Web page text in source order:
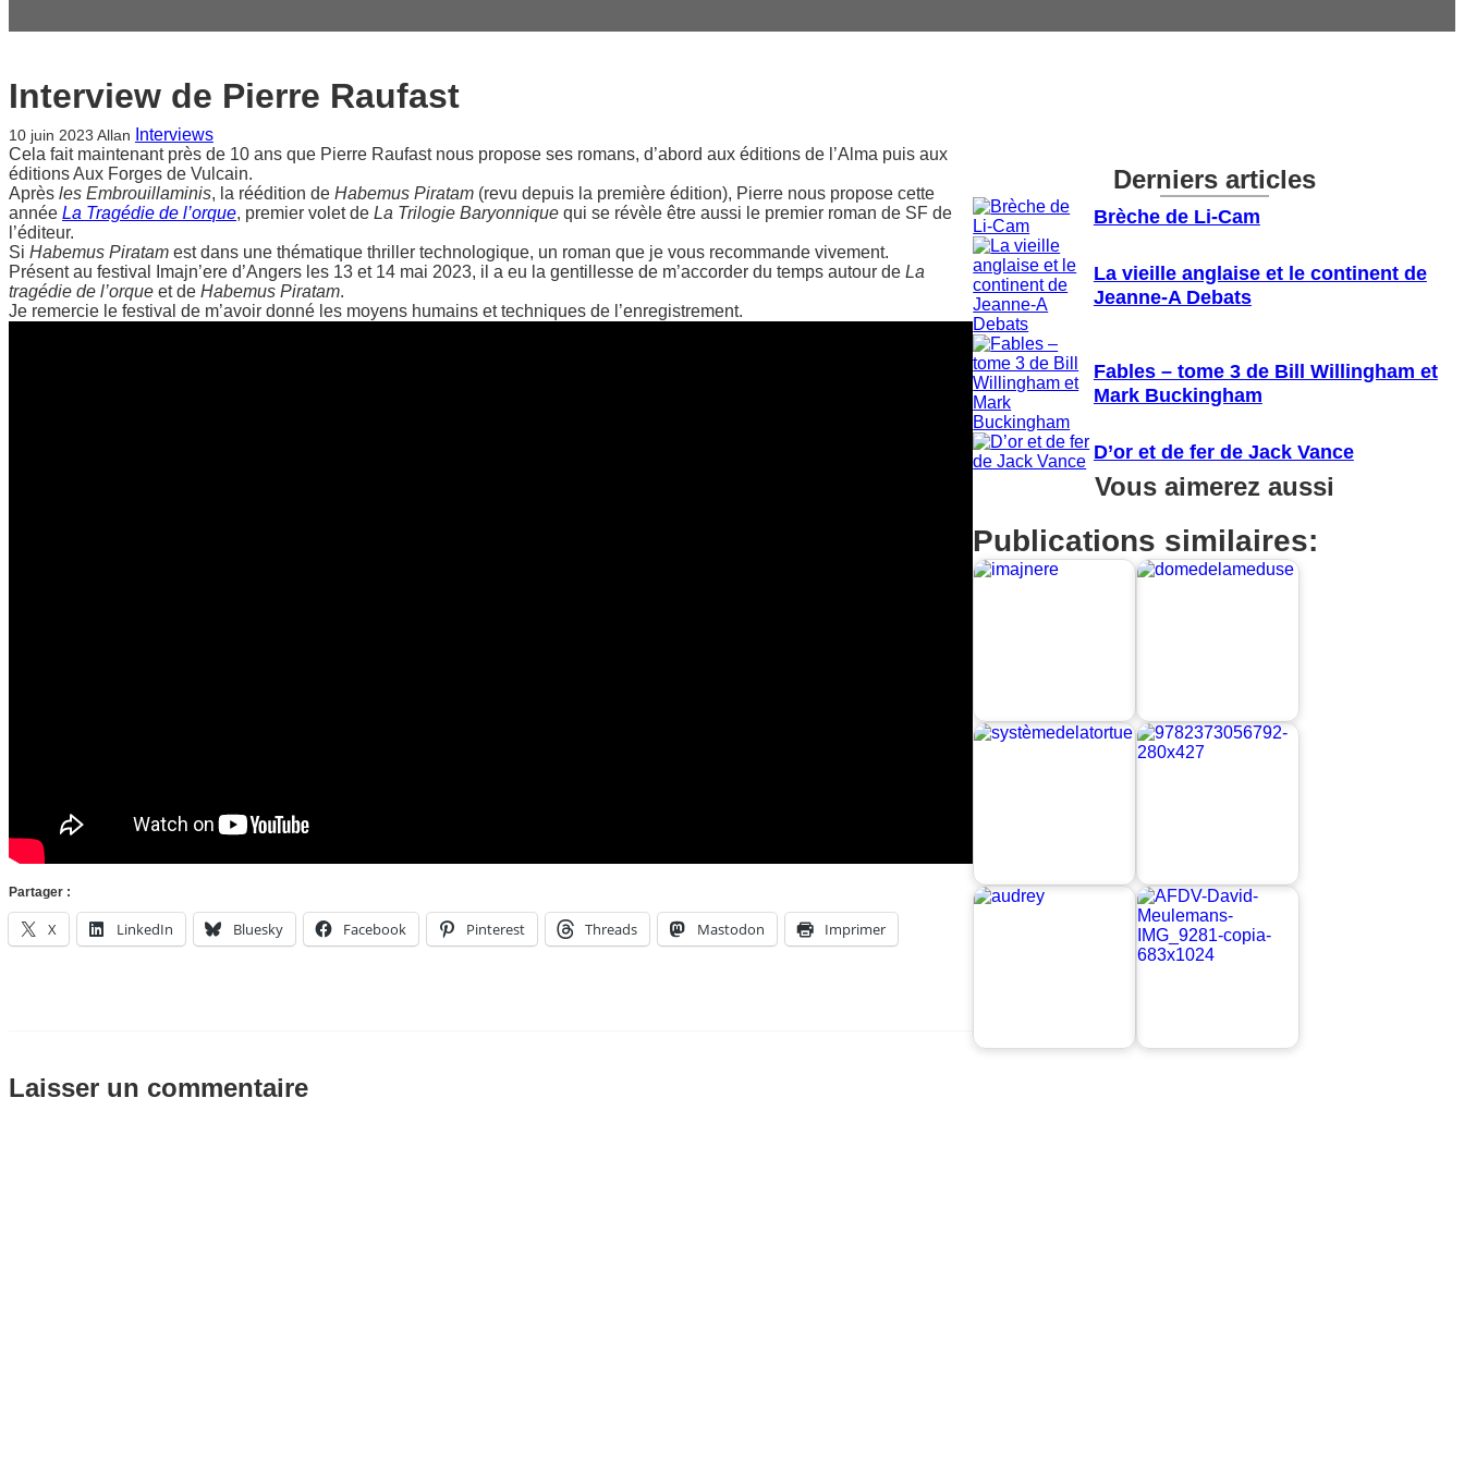
Interview de Pierre Raufast
10 juin 2023 Allan
Interviews
Cela fait maintenant près de 10 ans que Pierre Raufast nous propose ses romans, d’abord aux éditions de l’Alma puis aux
éditions Aux Forges de Vulcain.
Après les Embrouillaminis, la réédition de Habemus Piratam (revu depuis la première édition), Pierre nous propose cette
année La Tragédie de l’orque, premier volet de La Trilogie Baryonnique qui se révèle être aussi le premier roman de SF de
l’éditeur.
Si Habemus Piratam est dans une thématique thriller technologique, un roman que je vous recommande vivement.
Présent au festival Imajn’ere d’Angers les 13 et 14 mai 2023, il a eu la gentillesse de m’accorder du temps autour de La
tragédie de l’orque et de Habemus Piratam.
Je remercie le festival de m’avoir donné les moyens humains et techniques de l’enregistrement.
Partager :
X LinkedIn Bluesky Facebook Pinterest Threads Mastodon Imprimer
Laisser un commentaire
Derniers articles
Brèche de Li-Cam
La vieille anglaise et le continent de
Jeanne-A Debats
Fables – tome 3 de Bill Willingham et
Mark Buckingham
D’or et de fer de Jack Vance
Vous aimerez aussi
Publications similaires: